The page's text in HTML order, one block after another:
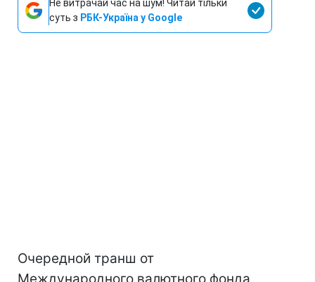
Не витрачай час на шум! Читай тільки
суть з РБК-Україна у Google
Очередной транш от